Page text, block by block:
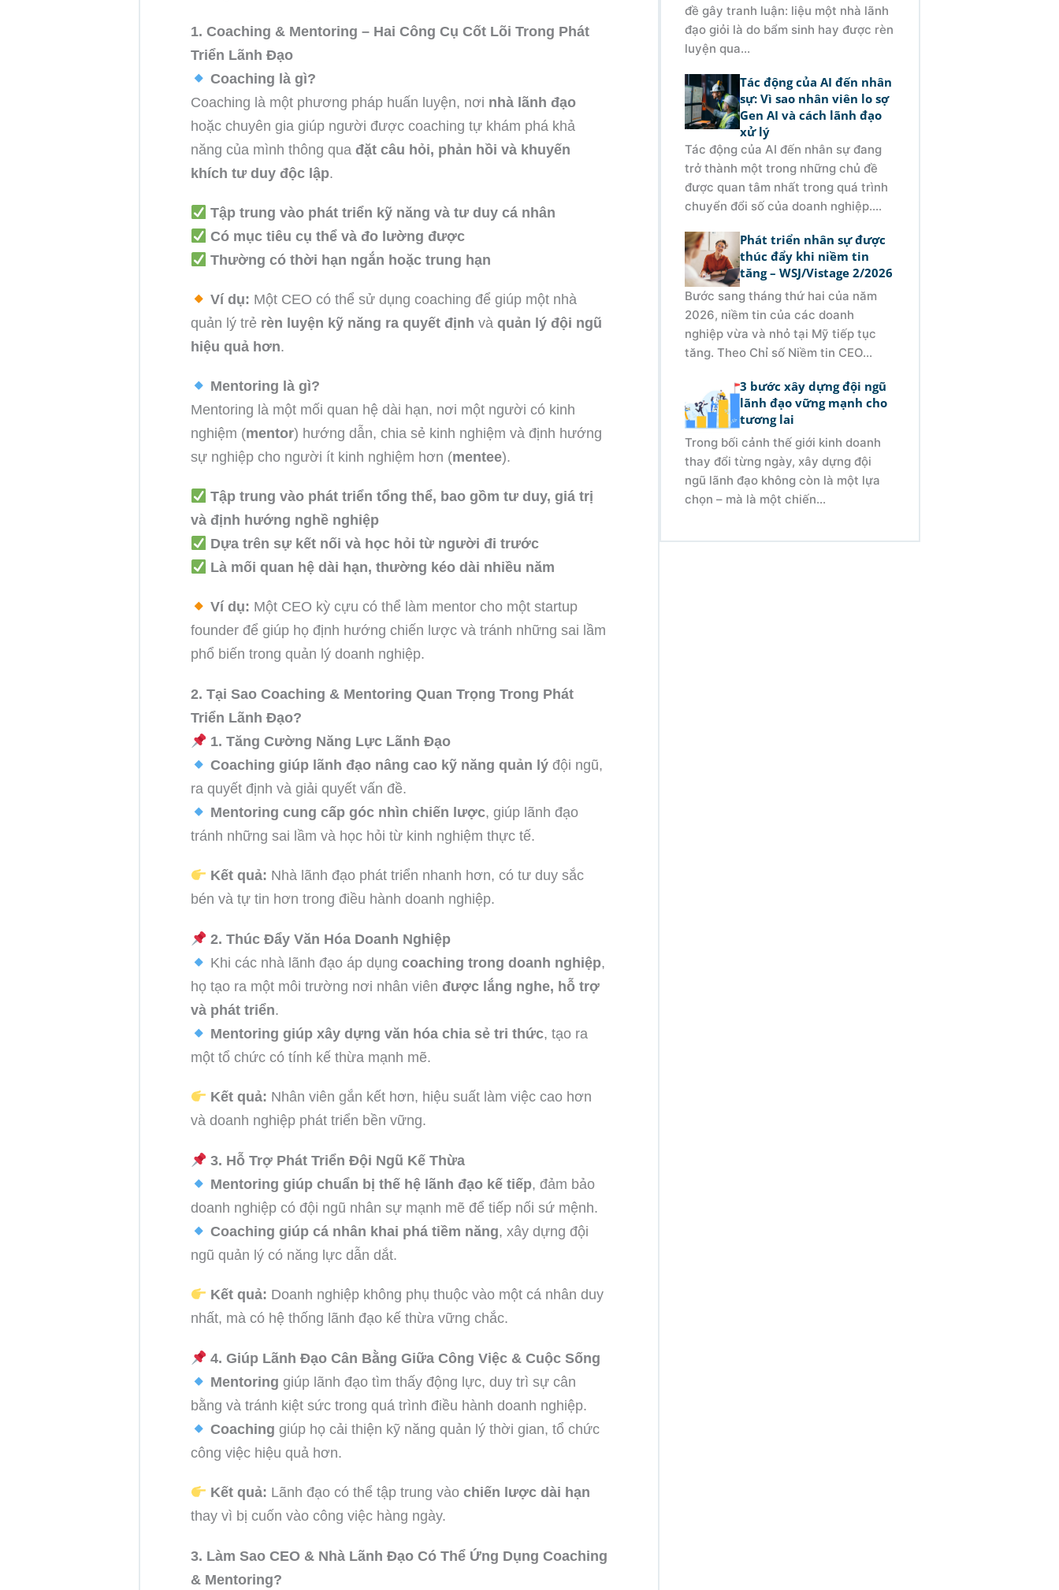
đề gây tranh luận: liệu một nhà lãnh
đạo giỏi là do bẩm sinh hay được rèn
luyện qua...
Tác động của AI đến nhân
sự: Vì sao nhân viên lo sợ
Gen AI và cách lãnh đạo
xử lý
Tác động của AI đến nhân sự đang
trở thành một trong những chủ đề
được quan tâm nhất trong quá trình
chuyển đổi số của doanh nghiệp....
Phát triển nhân sự được
thúc đẩy khi niềm tin
tăng – WSJ/Vistage 2/2026
Bước sang tháng thứ hai của năm
2026, niềm tin của các doanh
nghiệp vừa và nhỏ tại Mỹ tiếp tục
tăng. Theo Chỉ số Niềm tin CEO...
3 bước xây dựng đội ngũ
lãnh đạo vững mạnh cho
tương lai
Trong bối cảnh thế giới kinh doanh
thay đổi từng ngày, xây dựng đội
ngũ lãnh đạo không còn là một lựa
chọn – mà là một chiến...
1. Coaching & Mentoring – Hai Công Cụ Cốt Lõi Trong Phát
Triển Lãnh Đạo
Coaching là gì?
Coaching là một phương pháp huấn luyện, nơi nhà lãnh đạo
hoặc chuyên gia giúp người được coaching tự khám phá khả
năng của mình thông quađặt câu hỏi, phản hồi và khuyến
khích tư duy độc lập.
Tập trung vào phát triển kỹ năng và tư duy cá nhân
Có mục tiêu cụ thể và đo lường được
Thường có thời hạn ngắn hoặc trung hạn
Ví dụ: Một CEO có thể sử dụng coaching để giúp một nhà
quản lý trẻ rèn luyện kỹ năng ra quyết định vàquản lý đội ngũ
hiệu quả hơn.
Mentoring là gì?
Mentoring là một mối quan hệ dài hạn, nơi một người có kinh
nghiệm (mentor) hướng dẫn, chia sẻ kinh nghiệm và định hướng
sự nghiệp cho người ít kinh nghiệm hơn (mentee).
Tập trung vào phát triển tổng thể, bao gồm tư duy, giá trị
và định hướng nghề nghiệp
Dựa trên sự kết nối và học hỏi từ người đi trước
Là mối quan hệ dài hạn, thường kéo dài nhiều năm
Ví dụ: Một CEO kỳ cựu có thể làm mentor cho một startup
founder để giúp họ định hướng chiến lược và tránh những sai lầm
phổ biến trong quản lý doanh nghiệp.
2. Tại Sao Coaching & Mentoring Quan Trọng Trong Phát
Triển Lãnh Đạo?
1. Tăng Cường Năng Lực Lãnh Đạo
Coaching giúp lãnh đạo nâng cao kỹ năng quản lý đội ngũ,
ra quyết định và giải quyết vấn đề.
Mentoring cung cấp góc nhìn chiến lược, giúp lãnh đạo
tránh những sai lầm và học hỏi từ kinh nghiệm thực tế.
Kết quả: Nhà lãnh đạo phát triển nhanh hơn, có tư duy sắc
bén và tự tin hơn trong điều hành doanh nghiệp.
2. Thúc Đẩy Văn Hóa Doanh Nghiệp
Khi các nhà lãnh đạo áp dụngcoaching trong doanh nghiệp,
họ tạo ra một môi trường nơi nhân viênđược lắng nghe, hỗ trợ
và phát triển.
Mentoring giúp xây dựng văn hóa chia sẻ tri thức, tạo ra
một tổ chức có tính kế thừa mạnh mẽ.
Kết quả: Nhân viên gắn kết hơn, hiệu suất làm việc cao hơn
và doanh nghiệp phát triển bền vững.
3. Hỗ Trợ Phát Triển Đội Ngũ Kế Thừa
Mentoring giúp chuẩn bị thế hệ lãnh đạo kế tiếp, đảm bảo
doanh nghiệp có đội ngũ nhân sự mạnh mẽ để tiếp nối sứ mệnh.
Coaching giúp cá nhân khai phá tiềm năng, xây dựng đội
ngũ quản lý có năng lực dẫn dắt.
Kết quả: Doanh nghiệp không phụ thuộc vào một cá nhân duy
nhất, mà có hệ thống lãnh đạo kế thừa vững chắc.
4. Giúp Lãnh Đạo Cân Bằng Giữa Công Việc & Cuộc Sống
Mentoring giúp lãnh đạo tìm thấy động lực, duy trì sự cân
bằng và tránh kiệt sức trong quá trình điều hành doanh nghiệp.
Coaching giúp họ cải thiện kỹ năng quản lý thời gian, tổ chức
công việc hiệu quả hơn.
Kết quả: Lãnh đạo có thể tập trung vàochiến lược dài hạn
thay vì bị cuốn vào công việc hàng ngày.
3. Làm Sao CEO & Nhà Lãnh Đạo Có Thể Ứng Dụng Coaching
& Mentoring?